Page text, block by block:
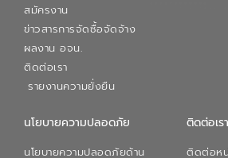
สมัครงาน
ข่าวสารการจัดซื้อจัดจ้าง
ผลงาน อจน.
ติดต่อเรา
รายงานความยั่งยืน
นโยบายความปลอดภัย
นโยบายความปลอดภัยด้าน
ติดต่อเรา
ติดต่อห